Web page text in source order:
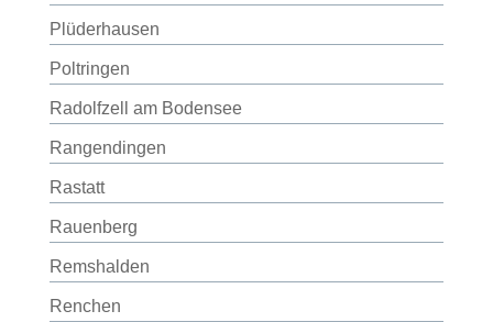
Plüderhausen
Poltringen
Radolfzell am Bodensee
Rangendingen
Rastatt
Rauenberg
Remshalden
Renchen